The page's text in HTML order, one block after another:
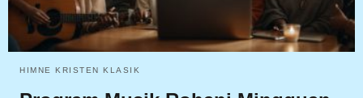
HIMNE KRISTEN KLASIK